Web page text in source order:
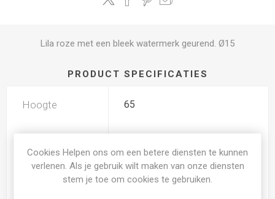
Lila roze met een bleek watermerk geurend. Ø15
PRODUCT SPECIFICATIES
Hoogte 65
Dubbele bloem Nee
Cookies Helpen ons om een betere diensten te kunnen
verlenen. Als je gebruik wilt maken van onze diensten
stem je toe om cookies te gebruiken.